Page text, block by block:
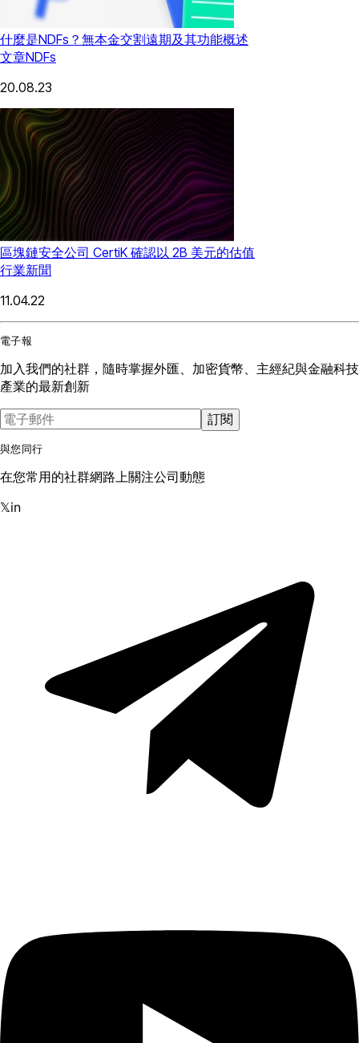
什麼是NDFs？無本金交割遠期及其功能概述
文章NDFs
20.08.23
區塊鏈安全公司 CertiK 確認以 2B 美元的估值
行業新聞
11.04.22
電子報
加入我們的社群，隨時掌握外匯、加密貨幣、主經紀與金融科技
產業的最新創新
訂閱
與您同行
在您常用的社群網路上關注公司動態
𝕏in